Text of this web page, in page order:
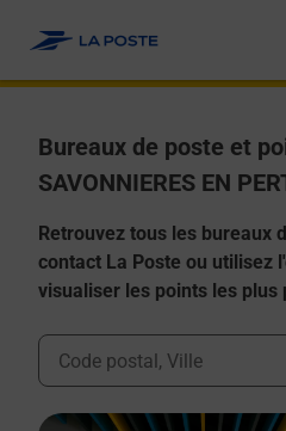
Bureaux de poste et
SAVONNIERES EN
Retrouvez tous les bureaux
contact La Poste ou utilisez
visualiser les points les plus
Ville, Département, Code